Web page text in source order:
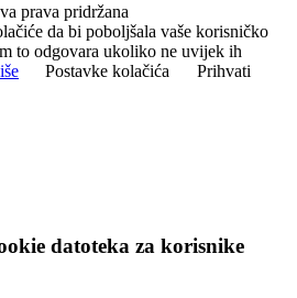
prava pridržana
da bi poboljšala vaše korisničko
to odgovara ukoliko ne uvijek ih
Postavke kolačića
Prihvati
datoteka za korisnike